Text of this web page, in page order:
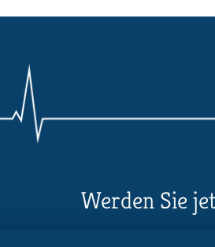
Werden Sie